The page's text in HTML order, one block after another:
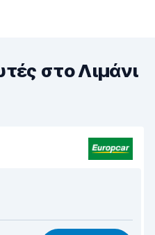
στο Λιμάνι
8,6